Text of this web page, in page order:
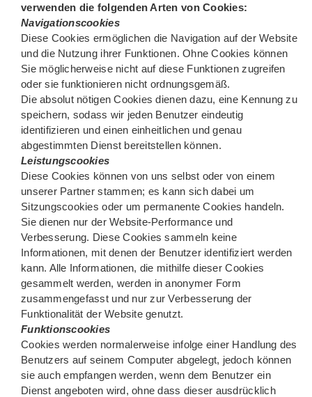
verwenden die folgenden Arten von Cookies:
Navigationscookies
Diese Cookies ermöglichen die Navigation auf der Website
und die Nutzung ihrer Funktionen. Ohne Cookies können
Sie möglicherweise nicht auf diese Funktionen zugreifen
oder sie funktionieren nicht ordnungsgemäß.
Die absolut nötigen Cookies dienen dazu, eine Kennung zu
speichern, sodass wir jeden Benutzer eindeutig
identifizieren und einen einheitlichen und genau
abgestimmten Dienst bereitstellen können.
Leistungscookies
Diese Cookies können von uns selbst oder von einem
unserer Partner stammen; es kann sich dabei um
Sitzungscookies oder um permanente Cookies handeln.
Sie dienen nur der Website-Performance und
Verbesserung. Diese Cookies sammeln keine
Informationen, mit denen der Benutzer identifiziert werden
kann. Alle Informationen, die mithilfe dieser Cookies
gesammelt werden, werden in anonymer Form
zusammengefasst und nur zur Verbesserung der
Funktionalität der Website genutzt.
Funktionscookies
Cookies werden normalerweise infolge einer Handlung des
Benutzers auf seinem Computer abgelegt, jedoch können
sie auch empfangen werden, wenn dem Benutzer ein
Dienst angeboten wird, ohne dass dieser ausdrücklich